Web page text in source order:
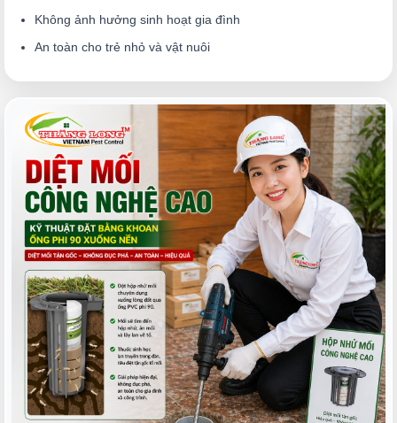
Không ảnh hưởng sinh hoạt gia đình
An toàn cho trẻ nhỏ và vật nuôi